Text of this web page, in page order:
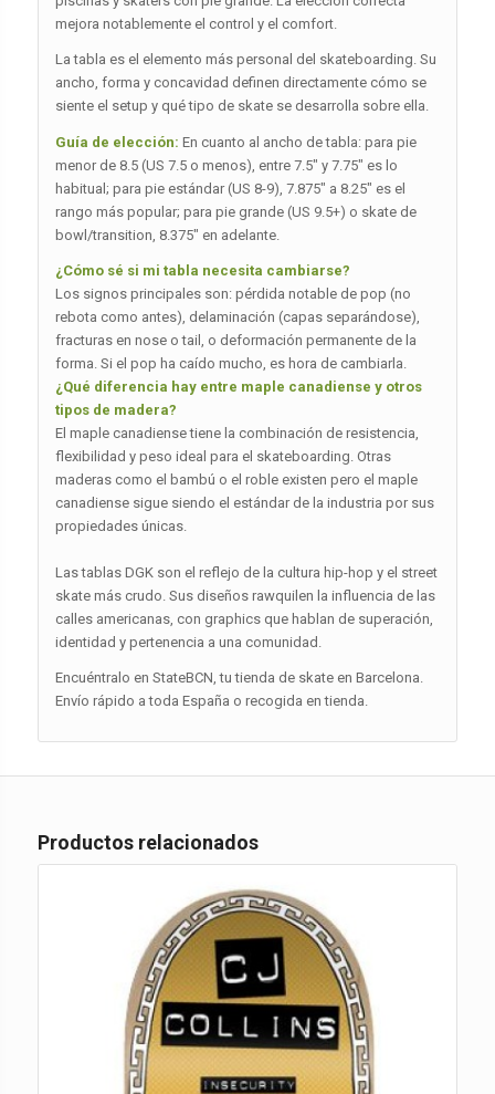
mejora notablemente el control y el comfort.
La tabla es el elemento más personal del skateboarding. Su
ancho, forma y concavidad definen directamente cómo se
siente el setup y qué tipo de skate se desarrolla sobre ella.
Guía de elección: En cuanto al ancho de tabla: para pie
menor de 8.5 (US 7.5 o menos), entre 7.5″ y 7.75″ es lo
habitual; para pie estándar (US 8-9), 7.875″ a 8.25″ es el
rango más popular; para pie grande (US 9.5+) o skate de
bowl/transition, 8.375″ en adelante.
¿Cómo sé si mi tabla necesita cambiarse?
Los signos principales son: pérdida notable de pop (no
rebota como antes), delaminación (capas separándose),
fracturas en nose o tail, o deformación permanente de la
forma. Si el pop ha caído mucho, es hora de cambiarla.
¿Qué diferencia hay entre maple canadiense y otros
tipos de madera?
El maple canadiense tiene la combinación de resistencia,
flexibilidad y peso ideal para el skateboarding. Otras
maderas como el bambú o el roble existen pero el maple
canadiense sigue siendo el estándar de la industria por sus
propiedades únicas.
Las tablas DGK son el reflejo de la cultura hip-hop y el street
skate más crudo. Sus diseños rawquilen la influencia de las
calles americanas, con graphics que hablan de superación,
identidad y pertenencia a una comunidad.
Encuéntralo en StateBCN, tu tienda de skate en Barcelona.
Envío rápido a toda España o recogida en tienda.
Productos relacionados